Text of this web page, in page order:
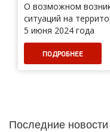
О возможном
ситуаций на
5 июня 2024 года
ПОДРОБНЕЕ
Последние новости